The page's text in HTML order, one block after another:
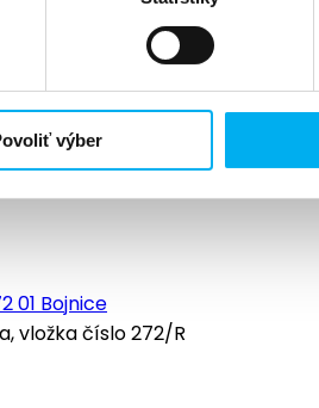
výber
01 Bojnice
vložka číslo 272/R